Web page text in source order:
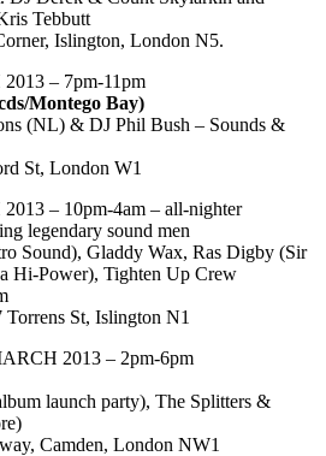
Tebbutt
Islington, London N5.
– 7pm-11pm
Montego Bay)
(NL) & DJ Phil Bush – Sounds &
St, London W1
– 10pm-4am – all-nighter
legendary sound men
Sound), Gladdy Wax, Ras Digby (Sir
Hi-Power), Tighten Up Crew
St, Islington N1
2013 – 2pm-6pm
launch party), The Splitters &
Camden, London NW1